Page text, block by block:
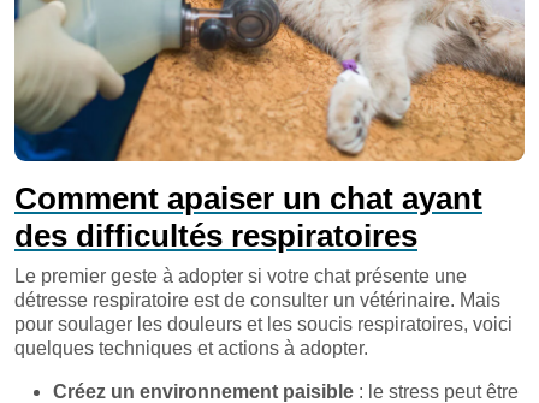
Comment apaiser un chat ayant
des difficultés respiratoires
Le premier geste à adopter si votre chat présente une
détresse respiratoire est de consulter un vétérinaire. Mais
pour soulager les douleurs et les soucis respiratoires, voici
quelques techniques et actions à adopter.
Créez un environnement paisible : le stress peut être